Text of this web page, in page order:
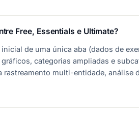
Free, Essentials e Ultimate?
de uma única aba (dados de
categorias ampliadas e
multi-entidade, análise